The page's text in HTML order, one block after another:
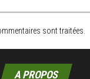
sont traitées
A PROPOS